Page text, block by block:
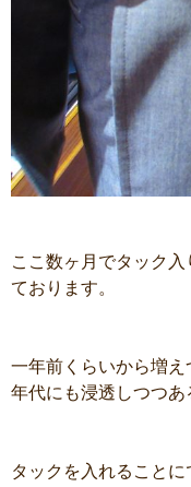
ここ数ヶ月でタック
ております。
一年前くらいから増
年代にも浸透しつつあ
タックを入れること